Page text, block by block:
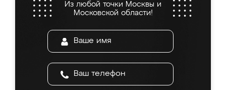
Из любой точки Москвы и
Московской области!